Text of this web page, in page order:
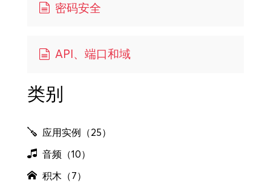
密码安全
API、端口和域
类别
应用实例（25）
音频（10）
积木（7）